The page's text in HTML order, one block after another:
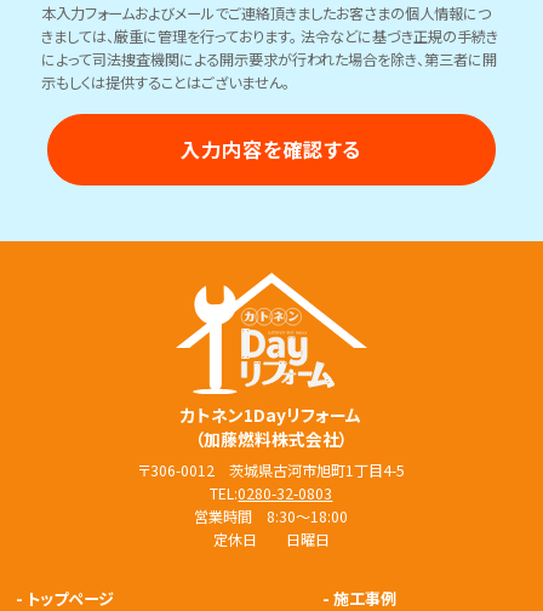
本入力フォームおよびメールでご連絡頂きましたお客さまの個人情報につ
きましては、厳重に管理を行っております。 法令などに基づき正規の手続き
によって司法捜査機関による開示要求が行われた場合を除き、第三者に開
示もしくは提供することはございません。
カトネン1Dayリフォーム
（加藤燃料株式会社）
〒306-0012 茨城県古河市旭町1丁目4-5
TEL:0280-32-0803
営業時間 8:30～18:00
定休日 日曜日
- トップページ
-施工事例